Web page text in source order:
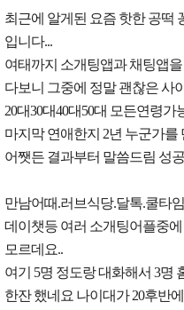
최근에 알게된 요즘 핫한 공떡
입니다...
여태까지 소개팅앱과 채팅앱
다보니 그중에 정말 괜찮은 사
20대30대40대50대 모든연령가
마지막 연애한지 2년 누군가를
어쨋든 결과부터 말씀드림 성
만남어때.러브식당.달톡.쿨타
데이챗등 여러 소개팅어플중
모르데요..
여기 5명 정도랑 대화해서 3명
한잔 했네요 나이대가 20후반